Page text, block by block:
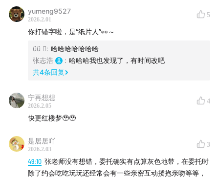
yumeng9527
2026.2.01
5
你打错字啦，是“纸片人”👀～
üü : 哈哈哈哈哈哈哈
张志浩
: 哈哈哈我也发现了，有时间改吧
共4条回复
宁再想想
2026.2.05
4
快更红楼梦🥹🥹
是居居吖
2026.2.03
3
49:10 张老师没有想错，委托确实有点算灰色地带，在委托时
除了约会吃吃玩玩还经常会有一些亲密互动搂抱亲吻等等，